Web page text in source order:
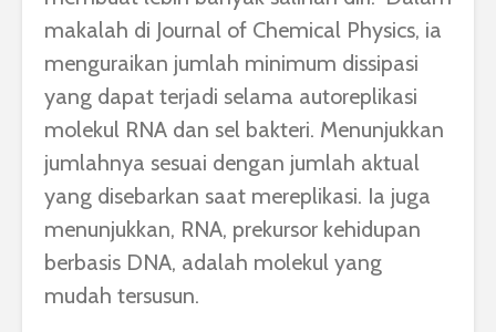
makalah di Journal of Chemical Physics, ia
menguraikan jumlah minimum dissipasi
yang dapat terjadi selama autoreplikasi
molekul RNA dan sel bakteri. Menunjukkan
jumlahnya sesuai dengan jumlah aktual
yang disebarkan saat mereplikasi. Ia juga
menunjukkan, RNA, prekursor kehidupan
berbasis DNA, adalah molekul yang
mudah tersusun.